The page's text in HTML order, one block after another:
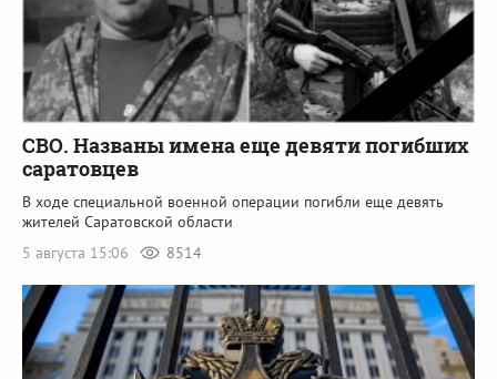
СВО. Названы имена еще девяти погибших
саратовцев
В ходе специальной военной операции погибли еще девять
жителей Саратовской области
5 августа 15:06
8514